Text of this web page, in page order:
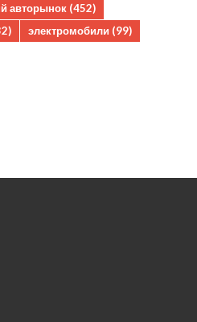
авторынок (452)
электромобили (99)